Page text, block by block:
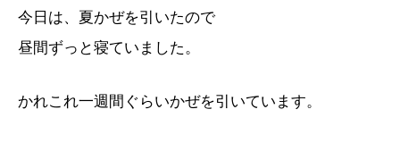
今日は、夏かぜを引いたので
昼間ずっと寝ていました。
かれこれ一週間ぐらいかぜを引いています。